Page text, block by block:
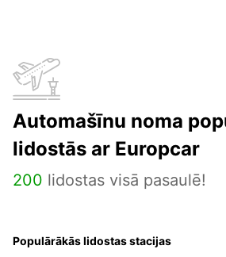
Automašīnu noma
lidostās ar Europcar
200 lidostas visā pasaulē!
Populārākās lidostas stacijas